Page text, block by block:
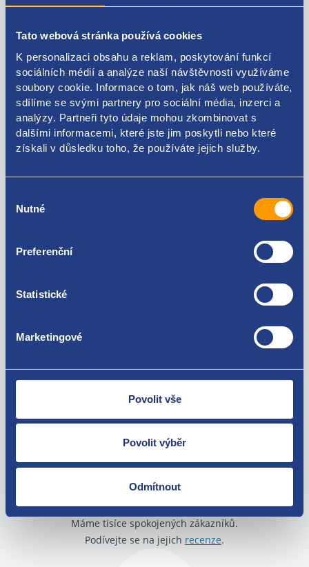
Tato webová stránka používá cookies
K personalizaci obsahu a reklam, poskytování funkcí
sociálních médií a analýze naší návštěvnosti využíváme
soubory cookie. Informace o tom, jak náš web používáte,
sdílíme se svými partnery pro sociální média, inzerci a
analýzy. Partneři tyto údaje mohou zkombinovat s
dalšími informacemi, které jste jim poskytli nebo které
získali v důsledku toho, že používáte jejich služby.
souhlasu
Nutné
Preferenční
Statistické
Marketingové
Povolit vše
Povolit výběr
Odmítnout
Originál (prvovýroba)
Kódy produktu
83941-79J00
Použitelné pro vozy
Suzuki SX4 2006 - 2013
Zboží můžete vrátit do 60 dnů od
zakoupení. Nebo vám pošleme náhradu.
O své zákazníky se staráme
Máme tisíce spokojených zákazníků.
Podívejte se na jejich recenze.